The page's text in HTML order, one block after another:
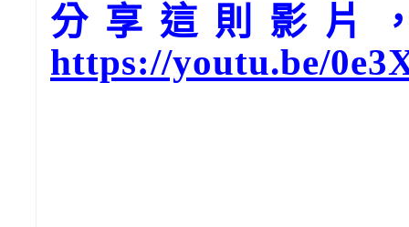
分享這則影片
https://youtu.be/